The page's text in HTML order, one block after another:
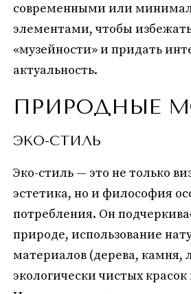
современными или
элементами, чтобы
«музейности» и придать
актуальность.
ПРИРОДНЫЕ
ЭКО-СТИЛЬ
Эко-стиль — это не только
эстетика, но и философия
потребления. Он
природе, использование
материалов (дерева, камня,
экологически чистых красок